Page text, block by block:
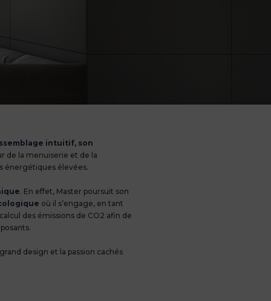
intuitif, son
de la menuiserie et de la
énergétiques élevées.
. En effet, Master poursuit son
où il s’engage, en tant
des émissions de CO2 afin de
design et la passion cachés